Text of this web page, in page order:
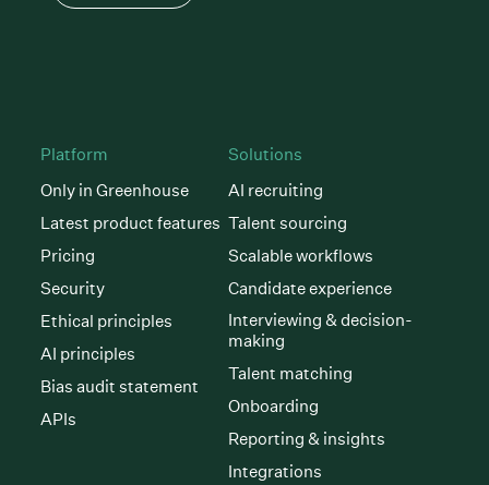
Platform
Only in Greenhouse
Latest product features
Pricing
Security
Ethical principles
AI principles
Bias audit statement
APIs
Solutions
AI recruiting
Talent sourcing
Scalable workflows
Candidate experience
Interviewing & decision-
making
Talent matching
Onboarding
Reporting & insights
Integrations